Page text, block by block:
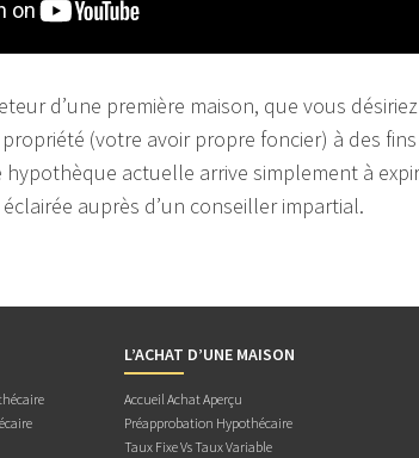
d’une première maison, que vous
(votre avoir propre foncier) à des fins
hypothèque actuelle arrive simplement à
auprès d’un conseiller impartial.
L’ACHAT D’UNE MAISON
Accueil Achat Aperçu
Préapprobation Hypothécaire
Taux Fixe Vs Taux Variable